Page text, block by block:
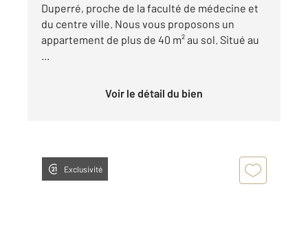
Duperré, proche de la faculté de médecine et
du centre ville. Nous vous proposons un
appartement de plus de 40 m² au sol. Situé au
Voir le détail du bien
Exclusivité